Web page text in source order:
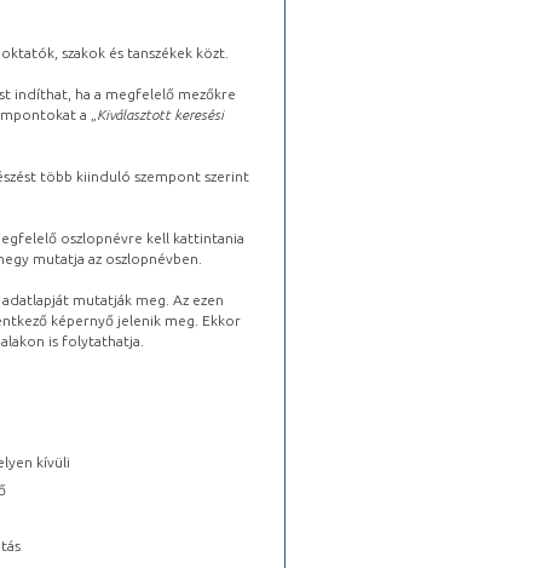
szakok és tanszékek közt.
indíthat, ha a megfelelő mezőkre
a „ Kiválasztott keresési
több kiinduló szempont szerint
oszlopnévre kell kattintania
mutatja az oszlopnévben.
mutatják meg. Az ezen
képernyő jelenik meg. Ekkor
is folytathatja.
kívüli